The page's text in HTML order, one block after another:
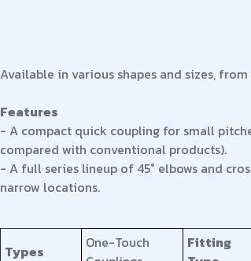
Available in various shapes and sizes,
Features
- A compact quick coupling for small
compared with conventional products).
- A full series lineup of 45° elbows and
narrow locations.
Types
One-Touch
Fitting